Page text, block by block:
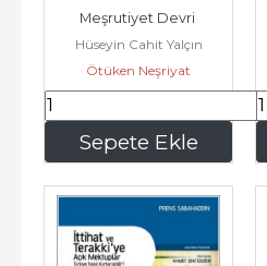
Sepete Ekle
Meşrutiyet Devri
Hatıraları / Mütareke
Malta ve...
Hüseyin Cahit Yalçın
Ötüken Neşriyat
1.125,00